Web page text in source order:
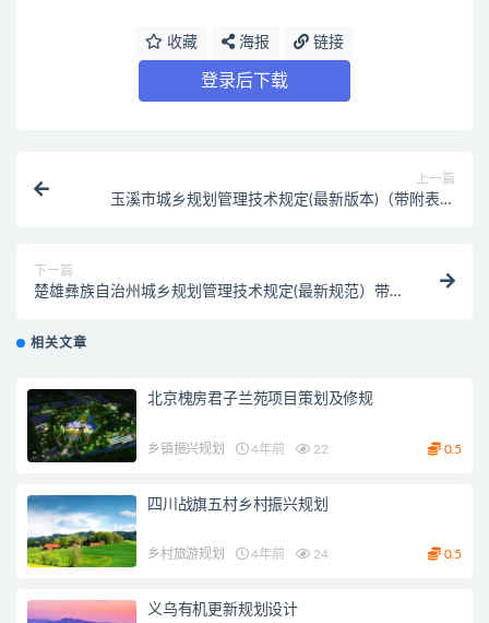
收藏 海报 链接
登录后下载
上一篇
玉溪市城乡规划管理技术规定(最新版本)（带附表附
下一篇
楚雄彝族自治州城乡规划管理技术规定(最新规范）带附
相关文章
北京槐房君子兰苑项目策划及修规
乡镇振兴规划 4年前 22 0.5
四川战旗五村乡村振兴规划
乡村旅游规划 4年前 24 0.5
义乌有机更新规划设计